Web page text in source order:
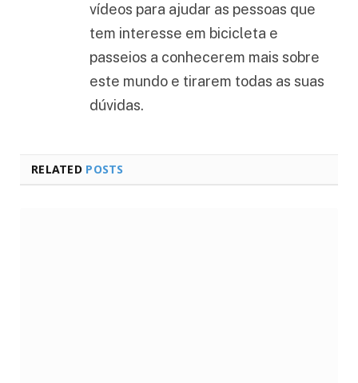
vídeos para ajudar as pessoas que
tem interesse em bicicleta e
passeios a conhecerem mais sobre
este mundo e tirarem todas as suas
dúvidas.
RELATED POSTS